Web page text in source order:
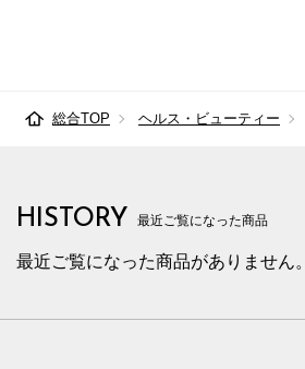
総合TOP ヘルス・ビューティー
HISTORY 最近ご覧になった商品
最近ご覧になった商品がありません。